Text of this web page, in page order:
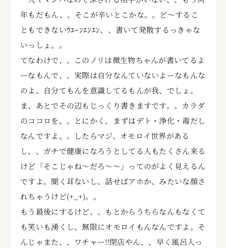
年もだもん、、そこが辛いとこかな。。ど～するこ
ともできないｳｴｰﾝｴﾝｴﾝ、、書いて発散するっきゃな
いっしょ。。
てなわけで、、このノリは微生物ちゃんが書いてるよ
ーなもんで、、実際は自分なんていないよーなもんな
のよ。自分てもんを意識してるもんが我、でしょ。
ま、あとでその辺もじっくり書きますです。。カラダ
のココロを。。とにかく、まずはデト・浄化・毒だし
なんですよ。。したらマジ、オモロイ世界がある
し、、ガチで健康になろうとしてる人もたくさん来る
けど「そこじゃね～だろ～～」ってのがよく見えるん
ですよ。聞く耳ないし、話せばアホか、みたいな顔さ
れちゃうけど(+_+)。。
もう最後にするけど、、もとからうちらなんもなくて
も笑いも湧くし、無限にオモロイもんなんですよ。そ
んじゃまた、、ワチャー!!閉店やん、、早く風呂入っ